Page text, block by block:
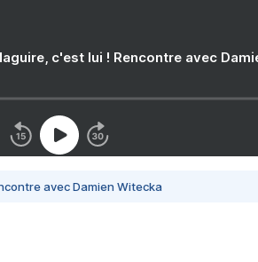
c'est lui ! Rencontre avec
avec Damien Witecka